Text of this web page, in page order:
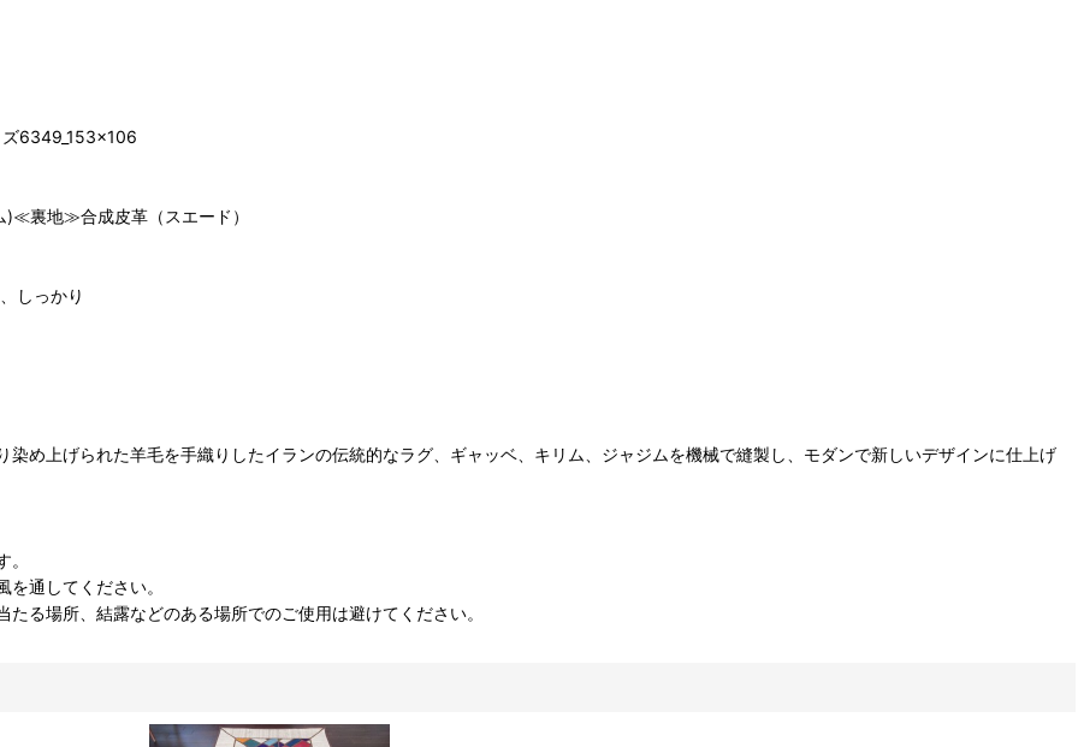
ズ6349_153×106
裏地≫合成皮革（スエード）
しっかり
め上げられた羊毛を手織りしたイランの伝統的なラグ、ギャッベ、キリム、ジャジムを機械で縫製し、モダンで新しいデザインに仕上げ
通してください。
る場所、結露などのある場所でのご使用は避けてください。